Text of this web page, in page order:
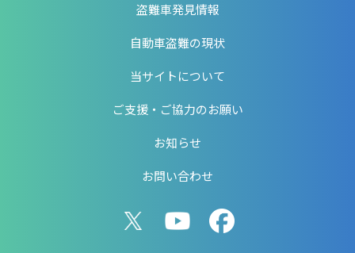
盗難車発見情報
自動車盗難の現状
当サイトについて
ご支援・ご協力のお願い
お知らせ
お問い合わせ